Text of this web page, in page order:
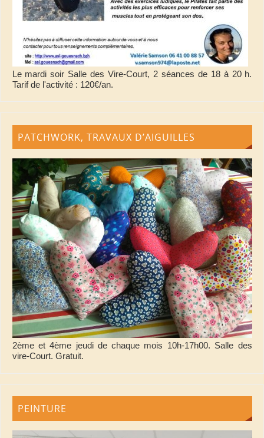
Le mardi soir Salle des Vire-Court, 2 séances de 18 à 20 h.
Tarif de l'activité : 120€/an.
PATCHWORK, TRAVAUX D’AIGUILLES
2ème et 4ème jeudi de chaque mois 10h-17h00. Salle des
vire-Court. Gratuit.
PEINTURE